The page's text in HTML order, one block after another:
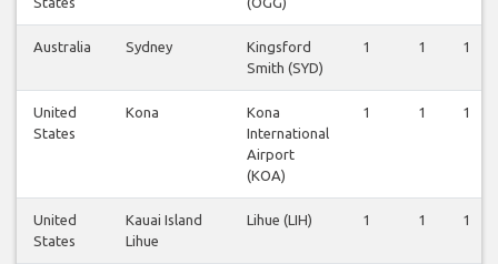
Australia Sydney
Kingsford
Smith (SYD)
1 1 1
United
States
Kona
Kona
International
Airport
(KOA)
1 1 1
United
States
Kauai Island
Lihue
Lihue (LIH) 1 1 1